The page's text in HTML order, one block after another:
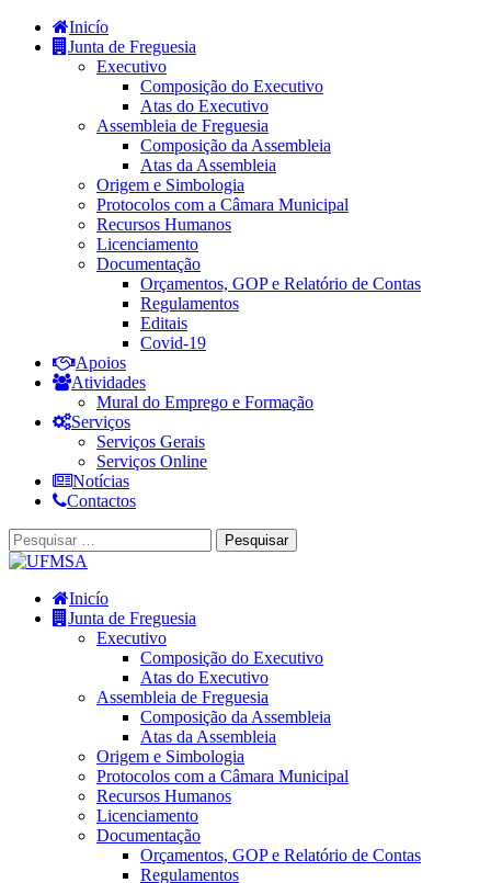
Inicío
Junta de Freguesia
Executivo
Composição do Executivo
Atas do Executivo
Assembleia de Freguesia
Composição da Assembleia
Atas da Assembleia
Origem e Simbologia
Protocolos com a Câmara Municipal
Recursos Humanos
Licenciamento
Documentação
Orçamentos, GOP e Relatório de Contas
Regulamentos
Editais
Covid-19
Apoios
Atividades
Mural do Emprego e Formação
Serviços
Serviços Gerais
Serviços Online
Notícias
Contactos
Inicío
Junta de Freguesia
Executivo
Composição do Executivo
Atas do Executivo
Assembleia de Freguesia
Composição da Assembleia
Atas da Assembleia
Origem e Simbologia
Protocolos com a Câmara Municipal
Recursos Humanos
Licenciamento
Documentação
Orçamentos, GOP e Relatório de Contas
Regulamentos